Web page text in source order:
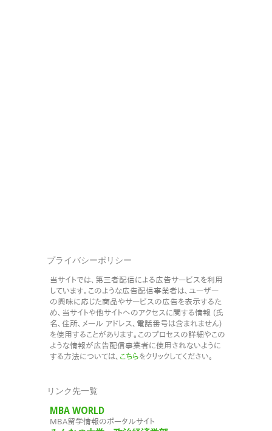
プライバシーポリシー
当サイトでは、第三者配信による広告サービスを利用
しています。このような広告配信事業者は、ユーザー
の興味に応じた商品やサービスの広告を表示するた
め、当サイトや他サイトへのアクセスに関する情報 (氏
名、住所、メール アドレス、電話番号は含まれません)
を使用することがあります。このプロセスの詳細やこの
ような情報が広告配信事業者に使用されないように
する方法については、 こちらをクリックしてください。
リンク先一覧
MBA WORLD
MBA留学情報のポータルサイト